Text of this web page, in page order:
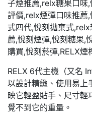
RELX 6代主機（又名
以設計精緻、使用易上
映它輕盈貼手、尺寸輕
覺不到它的重量。